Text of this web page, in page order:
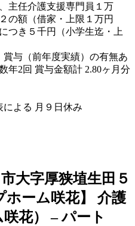
主任介護支援専門員１万
の額（借家・上限１万円
つき５千円（小学生迄・上
与（前年度実績）の有無あ
年2回 賞与金額計 2.80ヶ月分
よる 月９日休み
大字厚狭埴生田５
ホーム咲花】 介護
花） – パート